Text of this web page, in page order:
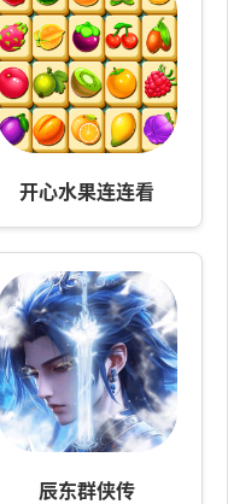
开心水果连连看
辰东群侠传